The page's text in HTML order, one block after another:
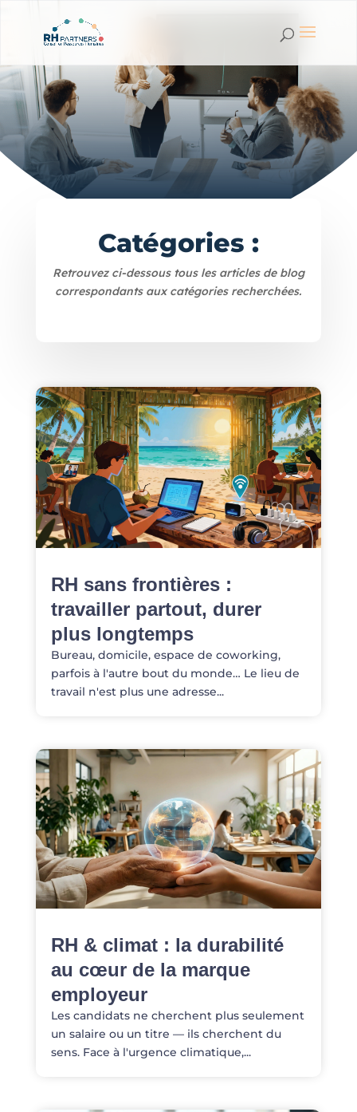
Catégories :
Retrouvez ci-dessous tous les articles de blog
correspondants aux catégories recherchées.
RH sans frontières :
travailler partout, durer
plus longtemps
Bureau, domicile, espace de coworking,
parfois à l'autre bout du monde… Le lieu de
travail n'est plus une adresse...
RH & climat : la durabilité
au cœur de la marque
employeur
Les candidats ne cherchent plus seulement
un salaire ou un titre — ils cherchent du
sens. Face à l'urgence climatique,...